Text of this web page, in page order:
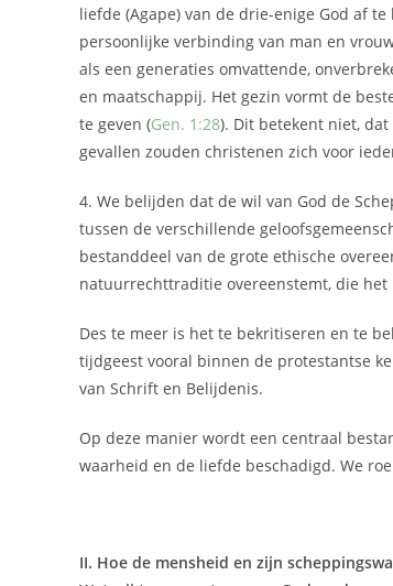
liefde (Agape) van de drie-enige God af
persoonlijke verbinding van man en
als een generaties omvattende,
en maatschappij. Het gezin vormt de
te geven (Gen. 1:28). Dit betekent niet,
gevallen zouden christenen zich voor
4. We belijden dat de wil van God de
tussen de verschillende
bestanddeel van de grote ethische
natuurrechttraditie overeenstemt, die
Des te meer is het te bekritiseren en te
tijdgeest vooral binnen de protestantse
van Schrift en Belijdenis.
Op deze manier wordt een centraal
waarheid en de liefde beschadigd. We
II. Hoe de mensheid en zijn